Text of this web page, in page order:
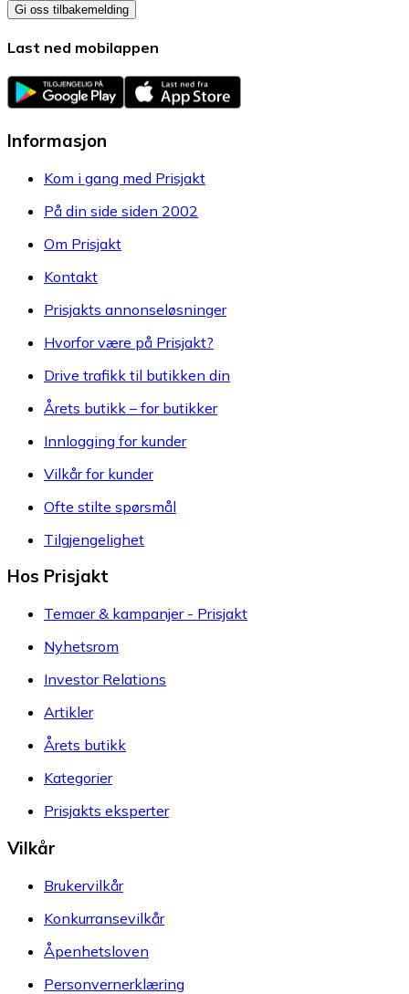
Gi oss tilbakemelding
Last ned mobilappen
Informasjon
Kom i gang med Prisjakt
På din side siden 2002
Om Prisjakt
Kontakt
Prisjakts annonseløsninger
Hvorfor være på Prisjakt?
Drive trafikk til butikken din
Årets butikk – for butikker
Innlogging for kunder
Vilkår for kunder
Ofte stilte spørsmål
Tilgjengelighet
Hos Prisjakt
Temaer & kampanjer - Prisjakt
Nyhetsrom
Investor Relations
Artikler
Årets butikk
Kategorier
Prisjakts eksperter
Vilkår
Brukervilkår
Konkurransevilkår
Åpenhetsloven
Personvernerklæring